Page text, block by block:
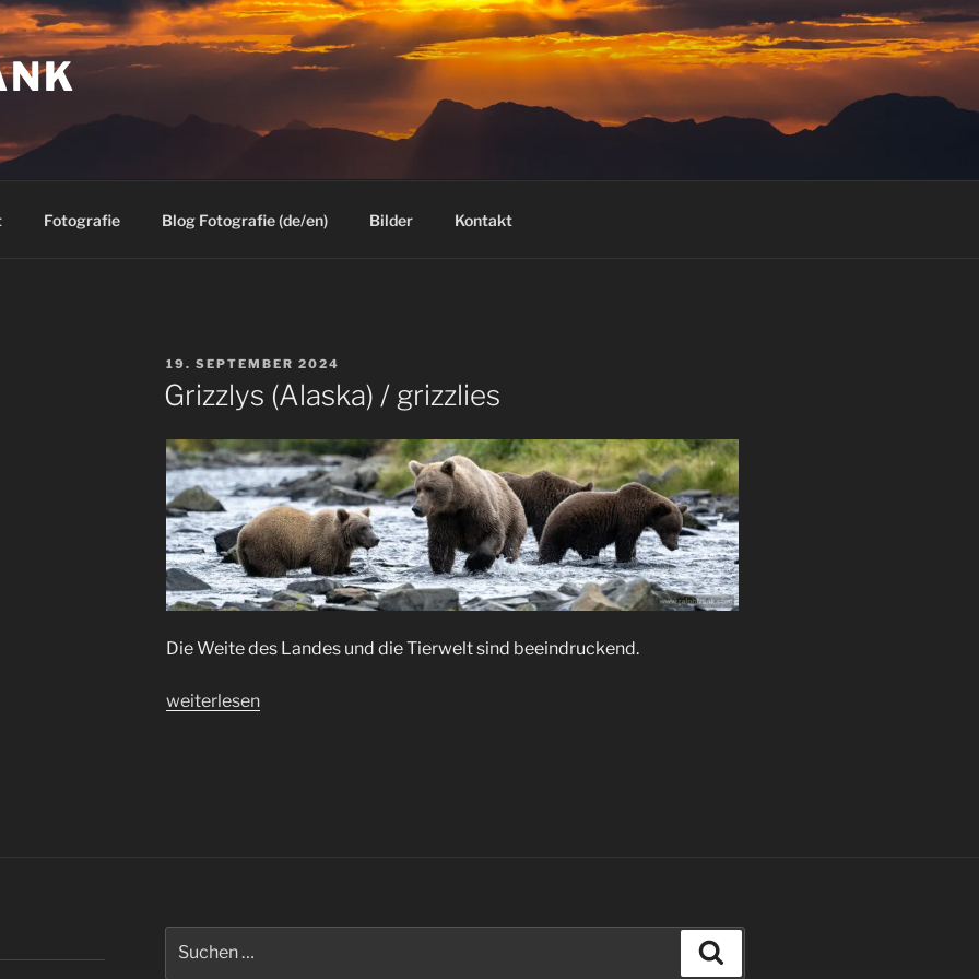
Fotografie Blog Fotografie (de/en) Bilder Kontakt
VERÖFFENTLICHT
AM
19. SEPTEMBER 2024
Grizzlys (Alaska) / grizzlies
Die Weite des Landes und die Tierwelt sind beeindruckend.
„Grizzlys
weiterlesen
nach: